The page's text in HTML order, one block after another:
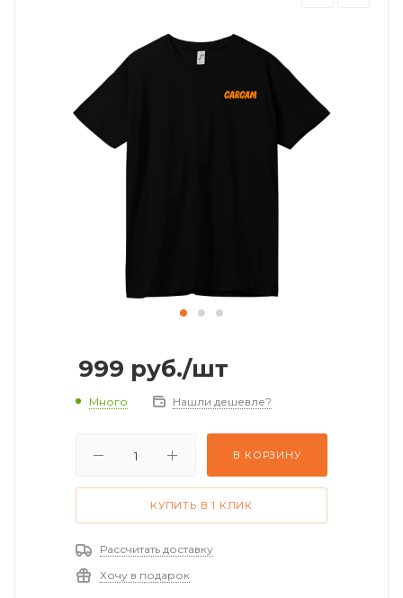
999 руб./шт
Много Нашли дешевле?
В КОРЗИНУ
КУПИТЬ В 1 КЛИК
Рассчитать доставку
Хочу в подарок